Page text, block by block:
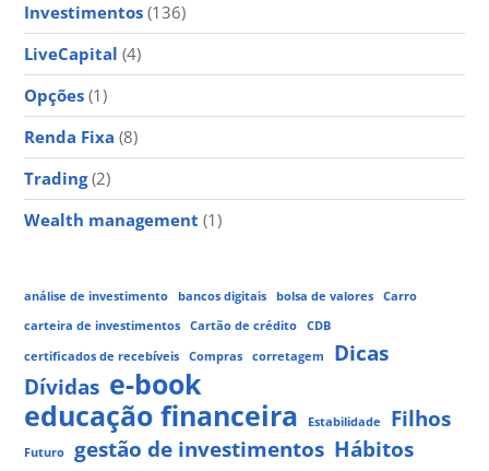
Investimentos (136)
LiveCapital (4)
Opções (1)
Renda Fixa (8)
Trading(2)
Wealth management (1)
análise de investimento bancos digitais bolsa de valores
Carro
carteira de investimentos
Cartão de crédito
CDB
certificados de recebíveis
Compras corretagem
Dicas
Dívidas e-book
educação financeira
Estabilidade Filhos
Futuro gestão de investimentos Hábitos